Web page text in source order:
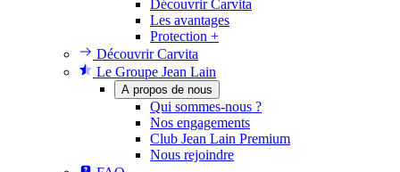
Découvrir Carvita
Les avantages
Protection +
Découvrir Carvita
Le Groupe Jean Lain
A propos de nous
Qui sommes-nous ?
Nos engagements
Club Jean Lain Premium
Nous rejoindre